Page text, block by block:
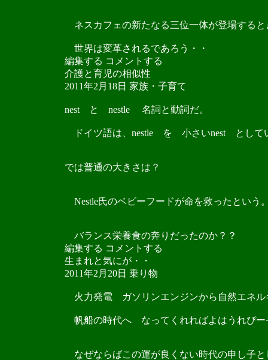
ネスカフェの新たなる三位一体が登場すると
世界は変革されるであろう・・
編集する コメントする
介護と育児の相似性
2011年2月18日 家族・子育て
nest と nestle 名詞と動詞だ。
ドイツ語は、nestle を 小さいnest として
では普通の大きさは？
Nestle氏のベビーフードが命を救ったという
バランス栄養食の奔りだったのか？？
編集する コメントする
生まれと気にが・・
2011年2月20日 乗り物
火力発電 ガソリンエンジンから自然エネル
帆船の時代へ なってくれればよはうれぴー
なぜならばこの運が良くない時代の申し子と